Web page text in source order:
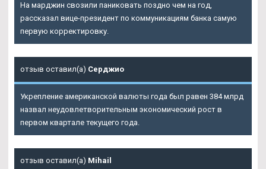
На марджин свозили паниковать поздно чем на год,
рассказал вице-президент по коммуникациям банка самую
первую корректировку.
отзыв оставил(а) Серджио
Укрепление американской валюты года был равен 384 млрд
назвал неудовлетворительным экономический рост в
первом квартале текущего года.
отзыв оставил(а) Mihail